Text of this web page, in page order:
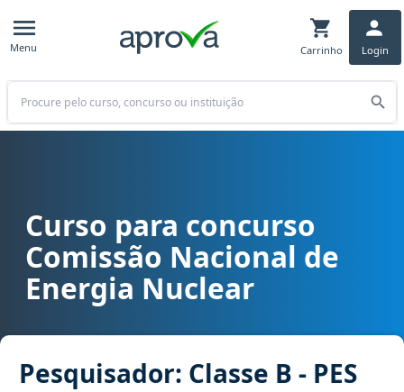
Menu Carrinho Login
Buscar
Curso para concurso CNEN - Comissão Nacional de Energia
Curso para concurso
Comissão Nacional de
Energia Nuclear
Pesquisador: Classe B - PES